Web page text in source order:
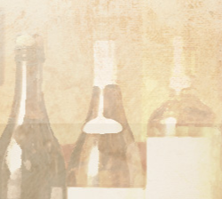
武蔵小杉の美味
「イルヴェント
武蔵小杉の美味し
ヴェント」のブログ